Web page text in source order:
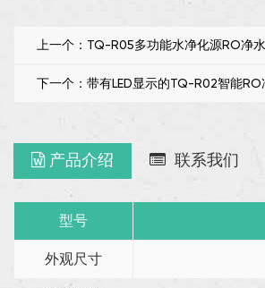
上一个：TQ-R05多功能水净化源RO净
下一个：带有LED显示的TQ-R02智能RO
产品介绍 联系我们
型号
外观尺寸